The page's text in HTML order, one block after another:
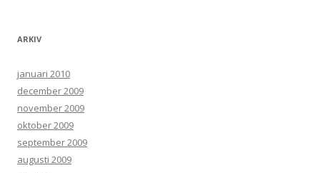
ARKIV
januari 2010
december 2009
november 2009
oktober 2009
september 2009
augusti 2009